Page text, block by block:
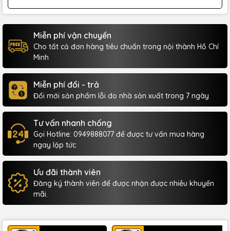
Miễn phí vận chuyển
Cho tất cả đơn hàng tiêu chuẩn trong nội thành Hồ Chí
Minh
Miễn phí đổi - trả
Đổi mới sản phẩm lỗi do nhà sản xuất trong 7 ngày
Tư vấn nhanh chống
Gọi Hotline: 0949888077 để được tư vấn mua hàng
ngay lập tức
Ưu đãi thành viên
Đăng ký thành viên để được nhận được nhiều khuyến
mãi.